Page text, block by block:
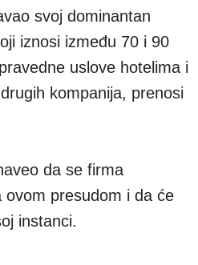
svoj dominantan
iznosi između 70 i 90
uslove hotelima i
kompanija, prenosi
da se firma
ovom presudom i da će
instanci.